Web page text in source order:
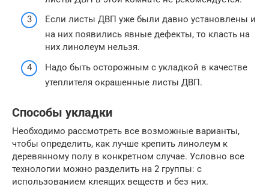
Если листы ДВП уже были давно установлены и
на них появились явные дефекты, то класть на
них линолеум нельзя.
Надо быть осторожным с укладкой в качестве
утеплителя окрашенные листы ДВП.
Способы укладки
Необходимо рассмотреть все возможные варианты,
чтобы определить, как лучше крепить линолеум к
деревянному полу в конкретном случае. Условно все
технологии можно разделить на 2 группы: с
использованием клеящих веществ и без них.